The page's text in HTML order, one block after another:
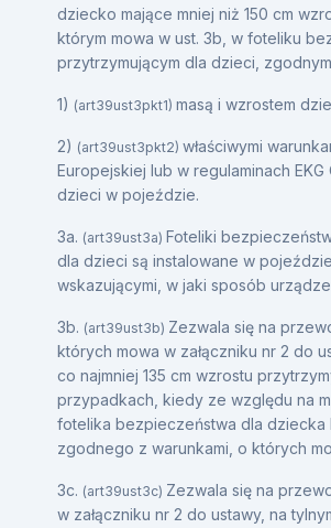
dziecko mające mniej niż 150 cm
którym mowa w ust. 3b, w foteliku
przytrzymującym dla dzieci,
1) (art39ust3pkt1) masą i wzrostem
2) (art39ust3pkt2) właściwymi
Europejskiej lub w regulaminach
dzieci w pojeździe.
3a. (art39ust3a) Foteliki
dla dzieci są instalowane w
wskazującymi, w jaki sposób
3b. (art39ust3b) Zezwala się na
których mowa w załączniku nr 2 do
co najmniej 135 cm wzrostu
przypadkach, kiedy ze względu na
fotelika bezpieczeństwa dla
zgodnego z warunkami, o których
3c. (art39ust3c) Zezwala się na
w załączniku nr 2 do ustawy, na